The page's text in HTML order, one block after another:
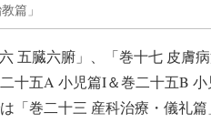
篇」
五臓六腑」、「巻十七 皮膚病
十五A 小児篇I＆巻二十五B 小
「巻二十三 産科治療・儀礼